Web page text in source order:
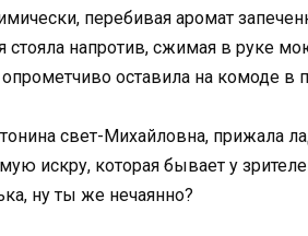
перебивая аромат
стояла напротив, сжимая в руке
оставила на комоде в
свет-Михайловна, прижала
искру, которая бывает у
ну ты же нечаянно?